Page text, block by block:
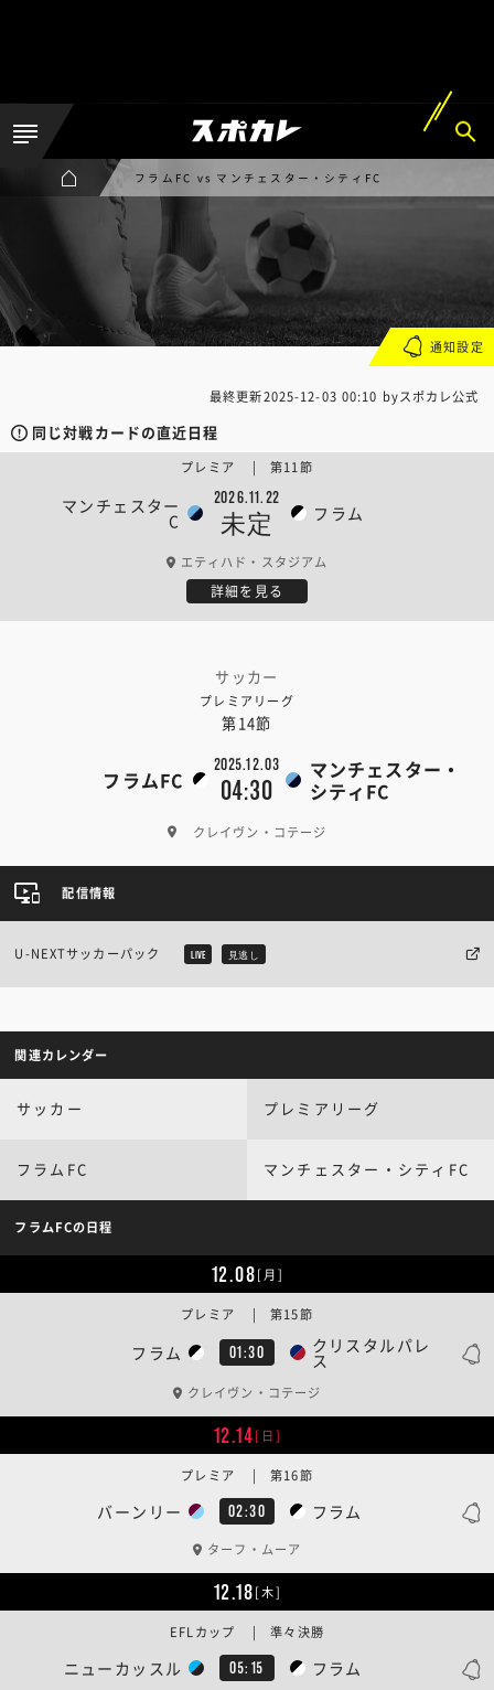
フラムFC vs マンチェスター・シティFC
最終更新2025-12-03 00:10 byスポカレ公式
同じ対戦カードの直近日程
マンチェスター
C
2026.11.22
未定 フラム
プレミア | 第11節
エティハド・スタジアム
詳細を見る
サッカー
プレミアリーグ
第14節
フラムFC
2025.12.03
04:30
マンチェスター・
シティFC
クレイヴン・コテージ
通知設定
配信情報
U-NEXTサッカーパック LIVE 見逃し
関連カレンダー
サッカー プレミアリーグ
フラムFC マンチェスター・シティFC
フラムFCの日程
12.08[月]
フラム 01:30 クリスタルパレ
ス
プレミア | 第15節
クレイヴン・コテージ
12.14[日]
バーンリー 02:30 フラム
プレミア | 第16節
ターフ・ムーア
12.18[木]
ニューカッスル 05:15 フラム
EFLカップ | 準々決勝